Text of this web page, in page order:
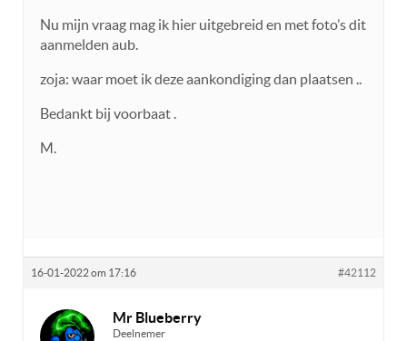
Nu mijn vraag mag ik hier uitgebreid en met foto’s dit
aanmelden aub.
zoja: waar moet ik deze aankondiging dan plaatsen ..
Bedankt bij voorbaat .
M.
16-01-2022 om 17:16 #42112
Mr Blueberry
Deelnemer